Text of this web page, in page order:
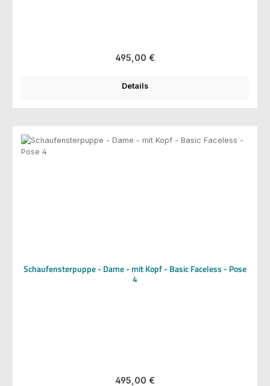
Regulärer Preis:
495,00 €
Details
Schaufensterpuppe - Dame - mit Kopf - Basic Faceless - Pose
4
Regulärer Preis:
495,00 €